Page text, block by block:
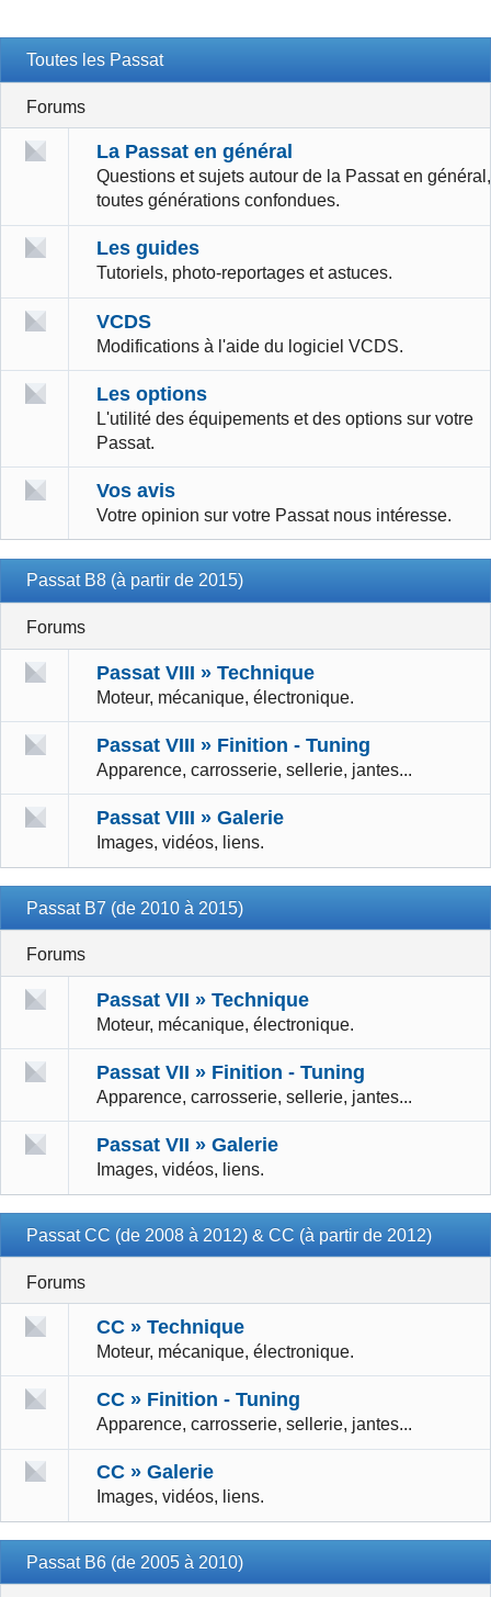
Toutes les Passat
Forums
La Passat en général
Questions et sujets autour de la Passat en général,
toutes générations confondues.
Les guides
Tutoriels, photo-reportages et astuces.
VCDS
Modifications à l'aide du logiciel VCDS.
Les options
L'utilité des équipements et des options sur votre
Passat.
Vos avis
Votre opinion sur votre Passat nous intéresse.
Passat B8 (à partir de 2015)
Forums
Passat VIII » Technique
Moteur, mécanique, électronique.
Passat VIII » Finition - Tuning
Apparence, carrosserie, sellerie, jantes...
Passat VIII » Galerie
Images, vidéos, liens.
Passat B7 (de 2010 à 2015)
Forums
Passat VII » Technique
Moteur, mécanique, électronique.
Passat VII » Finition - Tuning
Apparence, carrosserie, sellerie, jantes...
Passat VII » Galerie
Images, vidéos, liens.
Passat CC (de 2008 à 2012) & CC (à partir de 2012)
Forums
CC » Technique
Moteur, mécanique, électronique.
CC » Finition - Tuning
Apparence, carrosserie, sellerie, jantes...
CC » Galerie
Images, vidéos, liens.
Passat B6 (de 2005 à 2010)